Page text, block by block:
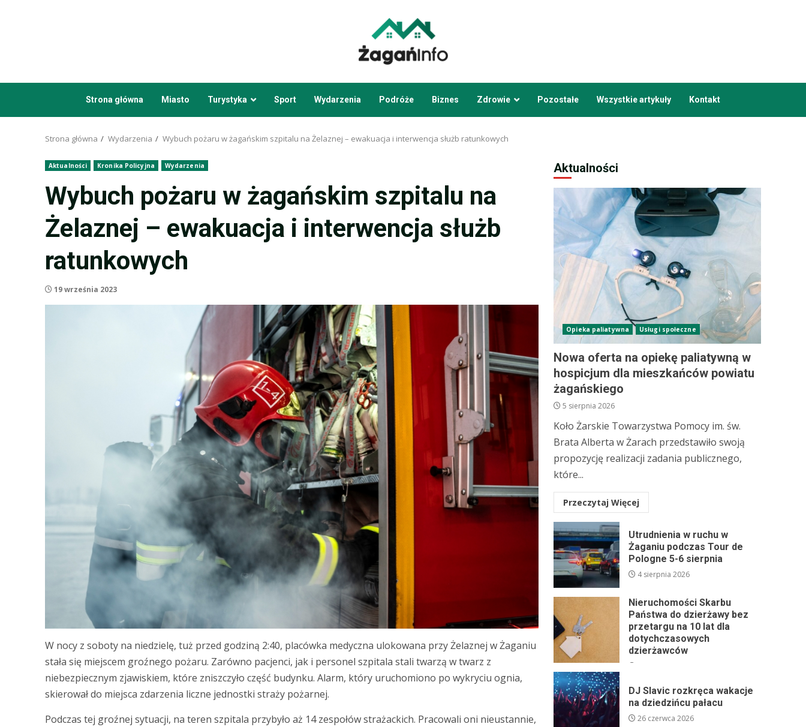
Strona główna Miasto Turystyka Sport Wydarzenia Podróże Biznes Zdrowie Pozostałe Wszystkie artykuły Kontakt
Strona główna Wydarzenia Wybuch pożaru w żagańskim szpitalu na Żelaznej – ewakuacja i interwencja służb ratunkowych
Aktualności Kronika Policyjna Wydarzenia
Wybuch pożaru w żagańskim szpitalu na
Żelaznej – ewakuacja i interwencja służb
ratunkowych
19 września 2023
W nocy z soboty na niedzielę, tuż przed godziną 2:40, placówka medyczna ulokowana przy Żelaznej w Żaganiu
stała się miejscem groźnego pożaru. Zarówno pacjenci, jak i personel szpitala stali twarzą w twarz z
niebezpiecznym zjawiskiem, które zniszczyło część budynku. Alarm, który uruchomiono po wykryciu ognia,
skierował do miejsca zdarzenia liczne jednostki straży pożarnej.
Podczas tej groźnej sytuacji, na teren szpitala przybyło aż 14 zespołów strażackich. Pracowali oni nieustannie,
Aktualności
Opieka paliatywna Usługi społeczne
Nowa oferta na opiekę paliatywną w
hospicjum dla mieszkańców powiatu
żagańskiego
5 sierpnia 2026
Koło Żarskie Towarzystwa Pomocy im. św.
Brata Alberta w Żarach przedstawiło swoją
propozycję realizacji zadania publicznego,
które...
Przeczytaj Więcej
Utrudnienia w ruchu w
Żaganiu podczas Tour de
Pologne 5-6 sierpnia
4 sierpnia 2026
Nieruchomości Skarbu
Państwa do dzierżawy bez
przetargu na 10 lat dla
dotychczasowych
dzierżawców
DJ Slavic rozkręca wakacje
na dziedzińcu pałacu
26 czerwca 2026